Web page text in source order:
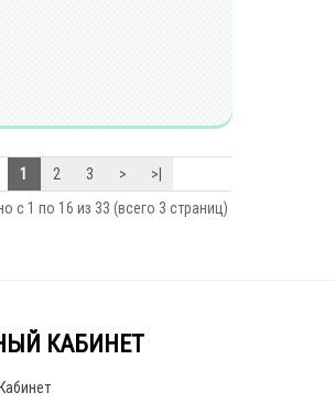
1 2 3 >
>|
с 1 по 16 из 33 (всего 3 страниц)
КАБИНЕТ